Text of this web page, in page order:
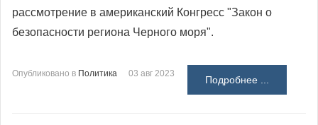
рассмотрение в американский Конгресс "Закон о
безопасности региона Черного моря".
Опубликовано в Политика 03 авг 2023
Подробнее ...